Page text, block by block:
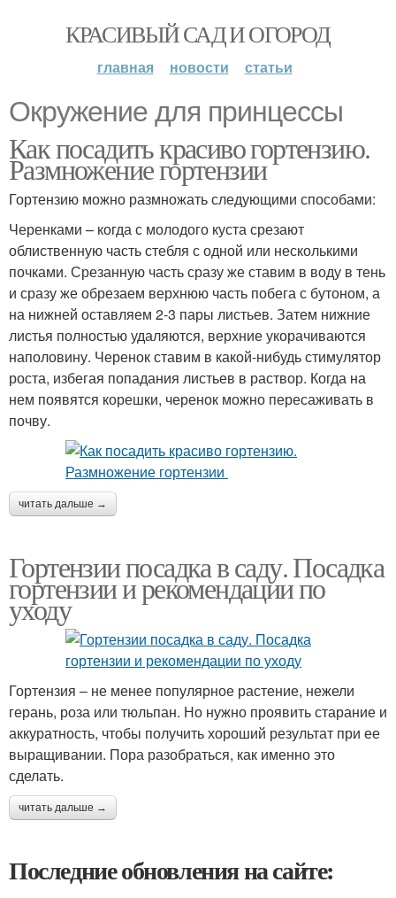
КРАСИВЫЙ САД И ОГОРОД
главная новости статьи
Окружение для принцессы
Как посадить красиво гортензию.
Размножение гортензии
Гортензию можно размножать следующими способами:
Черенками – когда с молодого куста срезают
облиственную часть стебля с одной или несколькими
почками. Срезанную часть сразу же ставим в воду в тень
и сразу же обрезаем верхнюю часть побега с бутоном, а
на нижней оставляем 2-3 пары листьев. Затем нижние
листья полностью удаляются, верхние укорачиваются
наполовину. Черенок ставим в какой-нибудь стимулятор
роста, избегая попадания листьев в раствор. Когда на
нем появятся корешки, черенок можно пересаживать в
почву.
читать дальше →
Гортензии посадка в саду. Посадка
гортензии и рекомендации по
уходу
Гортензия – не менее популярное растение, нежели
герань, роза или тюльпан. Но нужно проявить старание и
аккуратность, чтобы получить хороший результат при ее
выращивании. Пора разобраться, как именно это
сделать.
читать дальше →
Последние обновления на сайте: